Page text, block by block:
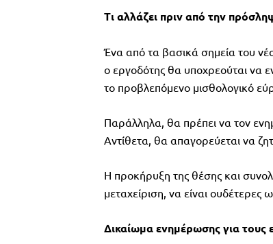
Τι αλλάζει πριν από την
Ένα από τα βασικά σημεία του
ο εργοδότης θα υποχρεούται να
το προβλεπόμενο μισθολογικό
Παράλληλα, θα πρέπει να τον
Αντίθετα, θα απαγορεύεται να
Η προκήρυξη της θέσης και
μεταχείριση, να είναι
Δικαίωμα ενημέρωσης για τους